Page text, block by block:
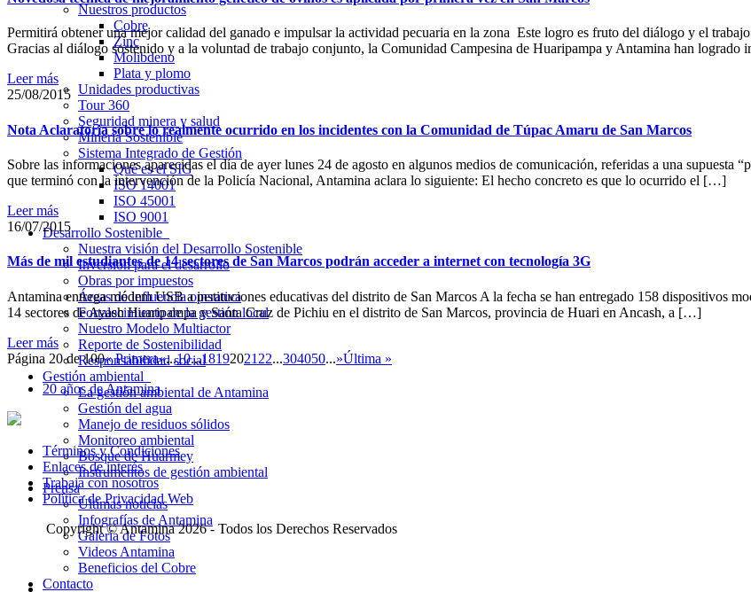
Nuestros productos
Cobre
Zinc
Molibdeno
Plata y plomo
Unidades productivas
Tour 360
Seguridad minera y salud
Minería Sostenible
Sistema Integrado de Gestión
Qué es el SIG
ISO 14001
ISO 45001
ISO 9001
Desarrollo Sostenible
Nuestra visión del Desarrollo Sostenible
Inversión para el desarrollo
Obras por impuestos
Áreas de influencia operativa
Fortalecimiento de la gestión local
Nuestro Modelo Multiactor
Reporte de Sostenibilidad
Responsabilidad social
Gestión ambiental
La gestión ambiental de Antamina
Gestión del agua
Manejo de residuos sólidos
Monitoreo ambiental
Bosque de Huarmey
Instrumentos de gestión ambiental
Prensa
Últimas noticias
Infografías de Antamina
Galería de Fotos
Videos Antamina
Beneficios del Cobre
Contacto
Permitirá obtener una mejor calidad del ganado e impulsar la actividad pecuaria en la zona Este logro es fruto del diálogo y el
Gracias al diálogo sostenido y a la voluntad de trabajo conjunto, la Comunidad Campesina de Huaripampa y Antamina han
Leer más
25/08/2015
Nota Aclaratoria sobre lo realmente ocurrido en los incidentes con la Comunidad de Túpac Amaru de San Marcos
Sobre las informaciones aparecidas el día de ayer lunes 24 de agosto en algunos medios de comunicación, referidas a una supuesta
que terminó con la intervención de la Policía Nacional, Antamina aclara lo siguiente: El hecho concreto es que lo ocurrido el […]
Leer más
16/07/2015
Más de mil estudiantes de 14 sectores de San Marcos podrán acceder a internet con tecnología 3G
Antamina entrega módem USB a instituciones educativas del distrito de San Marcos A la fecha se han entregado 158 dispositivos
14 sectores de Ayash Huaripampa y Santa Cruz de Pichiu en el distrito de San Marcos, provincia de Huari en Ancash, a […]
Leer más
Página 20 de 100« Primera«...10...18192021 22...304050...»Última »
20 años de Antamina
Términos y Condiciones
Enlaces de interés
Trabaja con nosotros
Política de Privacidad Web
Copyright © Antamina 2026 - Todos los Derechos Reservados